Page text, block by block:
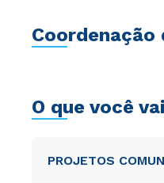
Coordenação
O que você
PROJETOS